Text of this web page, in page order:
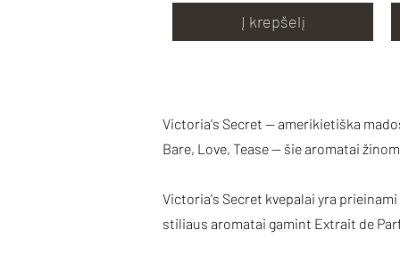
Į krepšelį
Victoria's Secret — amerikietiška
Bare, Love, Tease — šie aromatai
Victoria's Secret kvepalai yra
stiliaus aromatai gamint Extrait de